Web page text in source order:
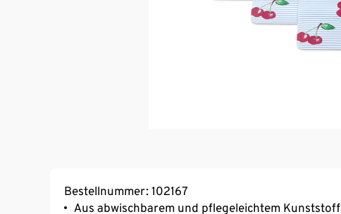
Bestellnummer: 102167
Aus abwischbarem und pflegeleichtem Kunststoff